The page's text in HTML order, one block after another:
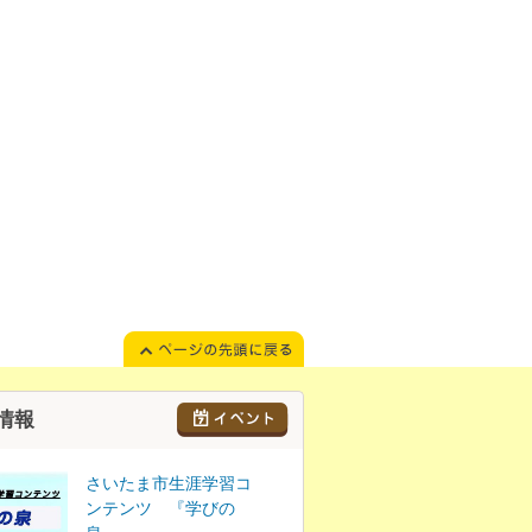
報
さいたま市生涯学習コ
ンテンツ 『学びの